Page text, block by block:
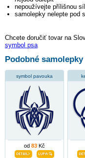
nepoužívejte přílišnou
samolepky nelepte pod
Chcete doručiť tovar na
symbol psa
Podobné
symbol pavouka
od 83 Kč